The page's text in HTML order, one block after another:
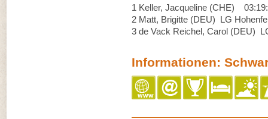
1 Keller, Jacqueline (CHE)
2 Matt, Brigitte (DEU) LG
3 de Vack Reichel, Carol (DEU)
Informationen: